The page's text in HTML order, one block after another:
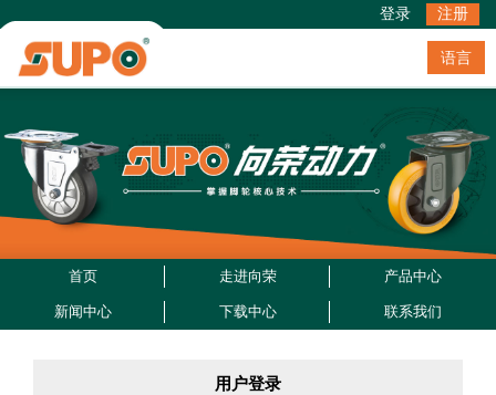
登录 注册
语言
首页 走进向荣 产品中心
新闻中心 下载中心 联系我们
用户登录